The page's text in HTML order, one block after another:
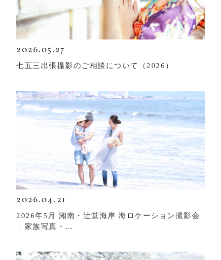
2026.05.27
七五三出張撮影のご相談について（2026）
2026.04.21
2026年5月 湘南・辻堂海岸 海ロケーション撮影会
｜家族写真・…